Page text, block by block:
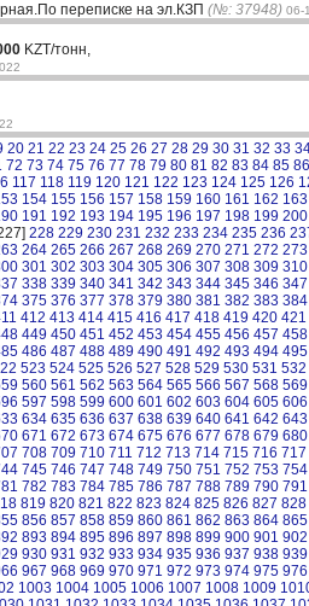
переписке на эл.КЗП (№: 37948) 06-
KZT/тонн,
20 21 22 23 24 25 26 27 28 29 30 31 32 33
72 73 74 75 76 77 78 79 80 81 82 83 84 85 86
117 118 119 120 121 122 123 124 125 126
154 155 156 157 158 159 160 161 162 163
191 192 193 194 195 196 197 198 199 200
228 229 230 231 232 233 234 235 236
264 265 266 267 268 269 270 271 272 273
301 302 303 304 305 306 307 308 309 310
338 339 340 341 342 343 344 345 346 347
375 376 377 378 379 380 381 382 383 384
412 413 414 415 416 417 418 419 420 421
449 450 451 452 453 454 455 456 457 458
486 487 488 489 490 491 492 493 494 495
523 524 525 526 527 528 529 530 531 532
560 561 562 563 564 565 566 567 568 569
597 598 599 600 601 602 603 604 605 606
634 635 636 637 638 639 640 641 642 643
671 672 673 674 675 676 677 678 679 680
708 709 710 711 712 713 714 715 716 717
745 746 747 748 749 750 751 752 753 754
782 783 784 785 786 787 788 789 790 791
819 820 821 822 823 824 825 826 827 828
856 857 858 859 860 861 862 863 864 865
893 894 895 896 897 898 899 900 901 902
930 931 932 933 934 935 936 937 938 939
967 968 969 970 971 972 973 974 975 976
1003 1004 1005 1006 1007 1008 1009